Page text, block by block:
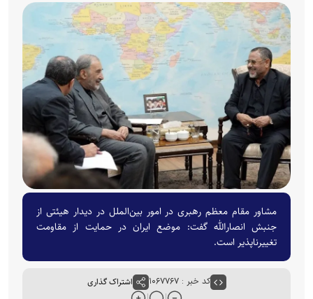
مشاور مقام معظم رهبری در امور بین‌الملل در دیدار هیئتی از
جنبش انصارالله گفت: موضع ایران در حمایت از مقاومت
تغییرناپذیر است.
کد خبر : ۱۰۶۷۷۶۷ اشتراک گذاری